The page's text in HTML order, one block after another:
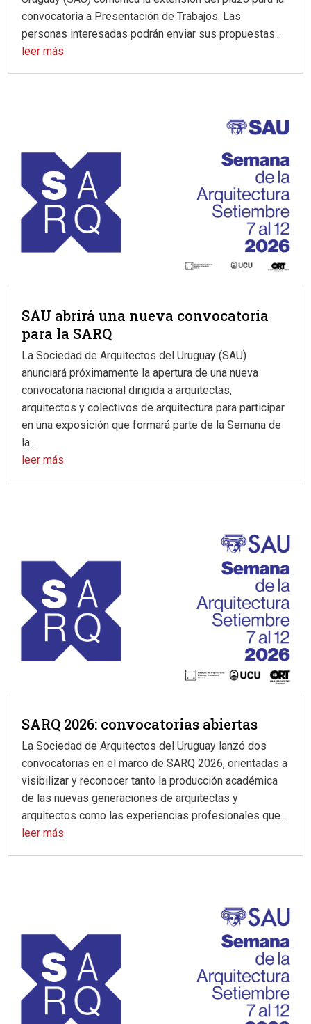
convocatoria a Presentación de Trabajos. Las
personas interesadas podrán enviar sus propuestas...
leer más
SAU abrirá una nueva convocatoria
para la SARQ
La Sociedad de Arquitectos del Uruguay (SAU)
anunciará próximamente la apertura de una nueva
convocatoria nacional dirigida a arquitectas,
arquitectos y colectivos de arquitectura para participar
en una exposición que formará parte de la Semana de
la...
leer más
SARQ 2026: convocatorias abiertas
La Sociedad de Arquitectos del Uruguay lanzó dos
convocatorias en el marco de SARQ 2026, orientadas a
visibilizar y reconocer tanto la producción académica
de las nuevas generaciones de arquitectas y
arquitectos como las experiencias profesionales que...
leer más